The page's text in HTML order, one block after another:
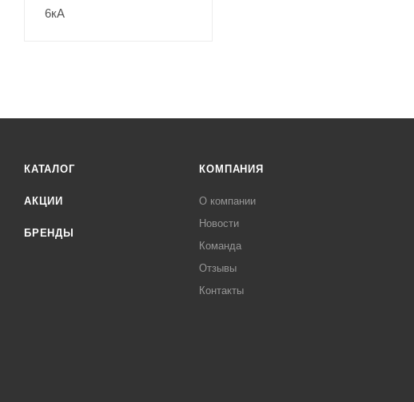
6кА
КАТАЛОГ
АКЦИИ
БРЕНДЫ
КОМПАНИЯ
О компании
Новости
Команда
Отзывы
Контакты